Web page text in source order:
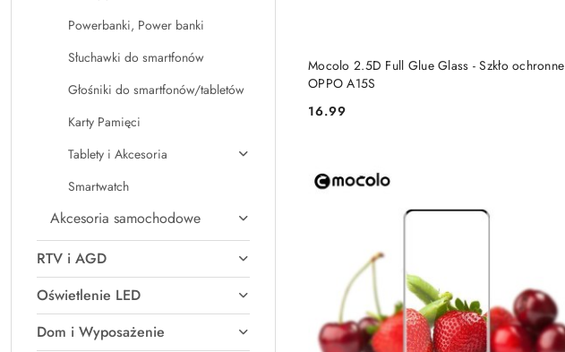
Powerbanki, Power banki
Słuchawki do smartfonów
Głośniki do smartfonów/tabletów
Karty Pamięci
Tablety i Akcesoria
Smartwatch
Akcesoria samochodowe
RTV i AGD
Oświetlenie LED
Dom i Wyposażenie
Mocolo 2.5D Full Glue Glass - Szkło ochronne
OPPO A15S
Cena:
16.99
DO KOSZYKA